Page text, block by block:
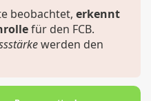
beobachtet, erkennt
für den FCB.
werden den